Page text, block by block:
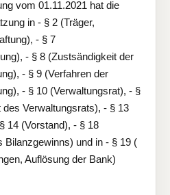
vom 01.11.2021 hat die
in - § 2 (Träger,
- § 7
- § 8 (Zustsändigkeit der
- § 9 (Verfahren der
- § 10 (Verwaltungsrat), - §
des Verwaltungsrats), - § 13
14 (Vorstand), - § 18
Bilanzgewinns) und in - § 19 (
Auflösung der Bank)